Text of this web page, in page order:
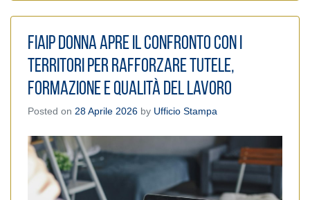
FIAIP Donna apre il confronto con i
territori per rafforzare tutele,
formazione e qualità del lavoro
Posted on 28 Aprile 2026 by Ufficio Stampa